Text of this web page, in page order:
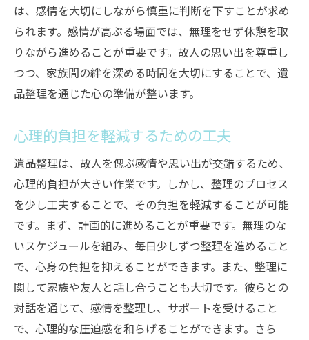
は、感情を大切にしながら慎重に判断を下すことが求め
られます。感情が高ぶる場面では、無理をせず休憩を取
りながら進めることが重要です。故人の思い出を尊重し
つつ、家族間の絆を深める時間を大切にすることで、遺
品整理を通じた心の準備が整います。
心理的負担を軽減するための工夫
遺品整理は、故人を偲ぶ感情や思い出が交錯するため、
心理的負担が大きい作業です。しかし、整理のプロセス
を少し工夫することで、その負担を軽減することが可能
です。まず、計画的に進めることが重要です。無理のな
いスケジュールを組み、毎日少しずつ整理を進めること
で、心身の負担を抑えることができます。また、整理に
関して家族や友人と話し合うことも大切です。彼らとの
対話を通じて、感情を整理し、サポートを受けること
で、心理的な圧迫感を和らげることができます。さら